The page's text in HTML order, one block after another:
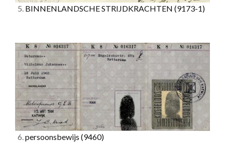
5. BINNENLANDSCHE STRIJDKRACHTEN (9173-1)
6.persoonsbewijs (9460)